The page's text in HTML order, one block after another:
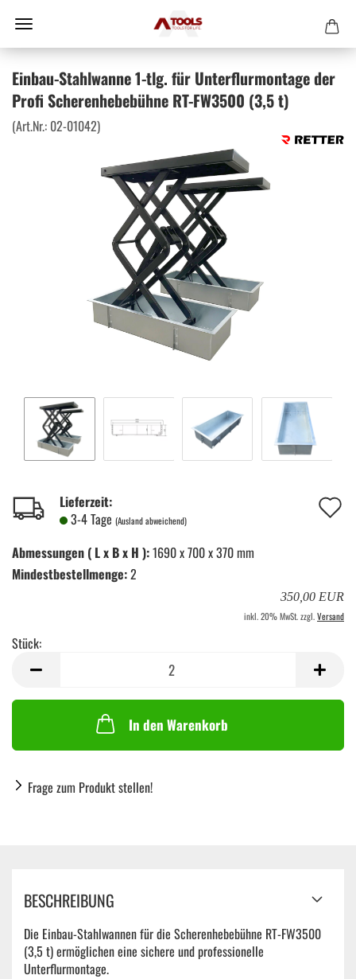
Einbau-Stahlwanne 1-tlg. für Unterflurmontage der
Profi Scherenhebebühne RT-FW3500 (3,5 t)
(Art.Nr.: 02-01042)
Lieferzeit:
3-4 Tage (Ausland abweichend)
Abmessungen ( L x B x H ):1690 x 700 x 370 mm
Mindestbestellmenge:2
350,00 EUR
inkl. 20% MwSt. zzgl.Versand
Stück:
In den Warenkorb
Frage zum Produkt stellen!
BESCHREIBUNG
Die Einbau-Stahlwannen für die Scherenhebebühne RT-FW3500
(3,5 t) ermöglichen eine sichere und professionelle
Unterflurmontage.